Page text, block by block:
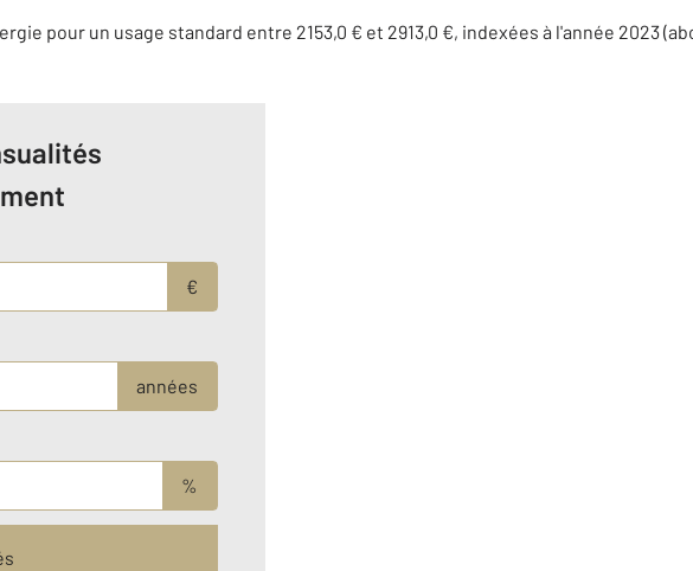
pour un usage standard entre 2153,0 € et 2913,0 €, indexées à l'année 2023
€
années
%